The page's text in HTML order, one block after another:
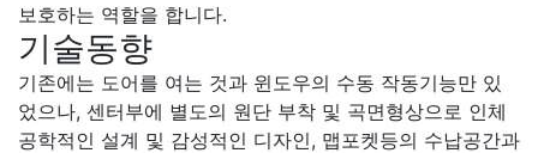
보호하는 역할을 합니다.
기술동향
기존에는 도어를 여는 것과 윈도우의 수동 작동기능만 있
었으나, 센터부에 별도의 원단 부착 및 곡면형상으로 인체
공학적인 설계 및 감성적인 디자인, 맵포켓등의 수납공간과